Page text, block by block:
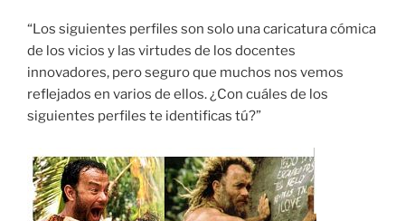
“Los siguientes perfiles son solo una caricatura cómica
de los vicios y las virtudes de los docentes
innovadores, pero seguro que muchos nos vemos
reflejados en varios de ellos. ¿Con cuáles de los
siguientes perfiles te identificas tú?”